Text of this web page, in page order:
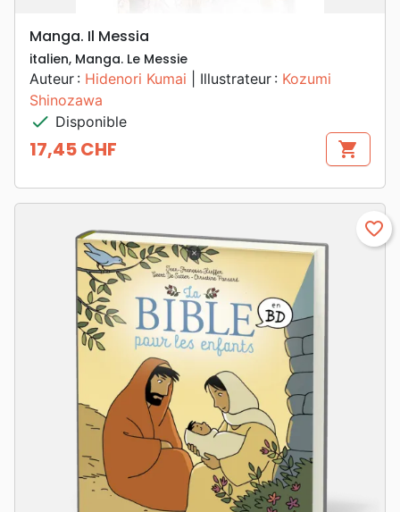
Manga. Il Messia
italien, Manga. Le Messie
Auteur : Hidenori Kumai | Illustrateur : Kozumi
Shinozawa
check Disponible
Prix
17,45 CHF shopping_cart
favorite_border